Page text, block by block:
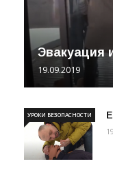
Эвакуация
19.09.2019
УРОКИ БЕЗОПАСНОСТИ